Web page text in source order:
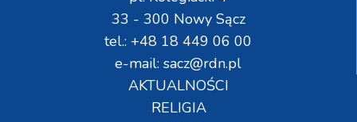
33 - 300 Nowy Sącz
tel.: +48 18 449 06 00
e-mail: sacz@rdn.pl
AKTUALNOŚCI
RELIGIA